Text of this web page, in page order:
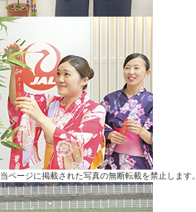
当ページに掲載された写真の無断転載を禁止します。